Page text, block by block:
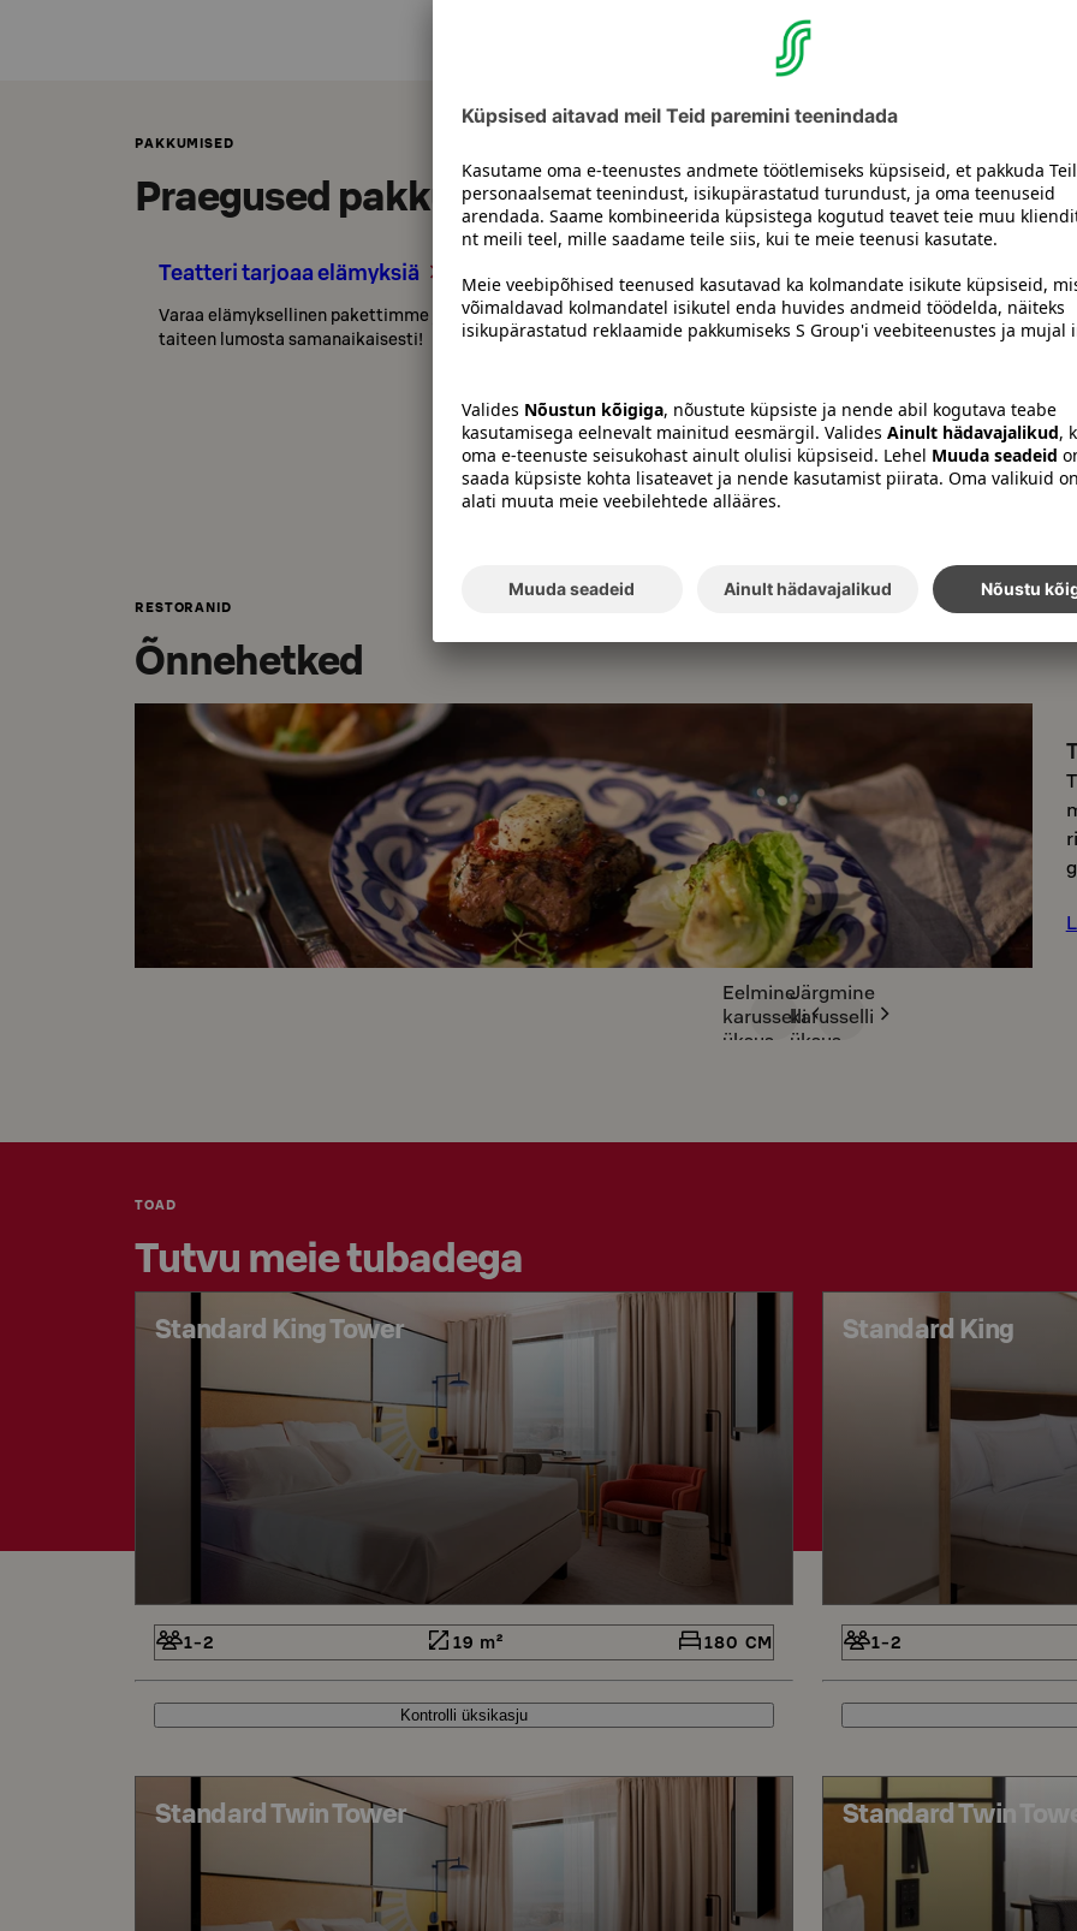
PAKKUMISED
Praegused pakkumised ja soodustused
Teatteri tarjoaa elämyksiä
Varaa elämyksellinen pakettimme ja anna teatterin ja hotellimajoituksen muodostaa täydellinen harmonia
taiteen lumosta samanaikaisesti!
karusselli
üksus
karusselli
üksus
RESTORANID
Õnnehetked
Eelmine
karusselli
üksus
Järgmine
karusselli
üksus
TOAD
Tutvu meie tubadega
Standard King Tower
1-2 19 m² 180 CM
Kontrolli üksikasju
Standard King
1-2
Standard Twin Tower Standard Twin